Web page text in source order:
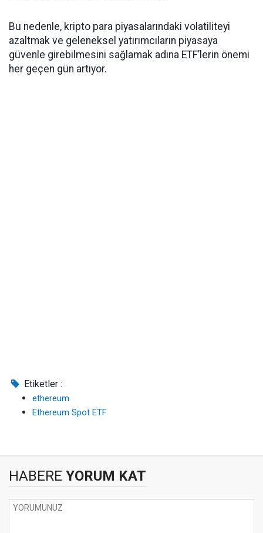
Bu nedenle, kripto para piyasalarındaki volatiliteyi
azaltmak ve geleneksel yatırımcıların piyasaya
güvenle girebilmesini sağlamak adına ETF’lerin önemi
her geçen gün artıyor.
Etiketler :
ethereum
Ethereum Spot ETF
HABERE YORUM KAT